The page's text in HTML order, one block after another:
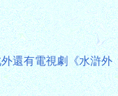
還有電視劇《水滸外